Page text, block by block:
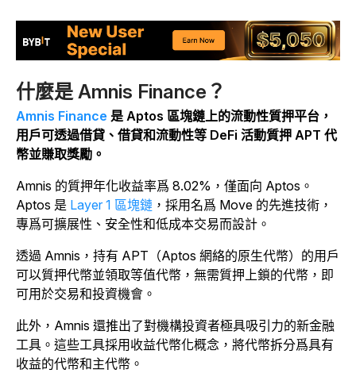
什麼是 Amnis Finance？
Amnis Finance 是 Aptos 區塊鏈上的流動性質押平台，
用戶可透過借貸、借貸和流動性等 DeFi 活動質押 APT 代
幣並賺取獎勵。
Amnis 的質押年化收益率爲 8.02%，僅面向 Aptos。
Aptos 是 Layer 1 區塊鏈 ，採用名爲 Move 的先進技術，
專爲可擴展性、安全性和低成本交易而設計。
透過 Amnis，持有 APT（Aptos 網絡的原生代幣）的用戶
可以質押代幣並領取等值代幣，無需質押上鎖的代幣，即
可用於交易和投資機會。
此外，Amnis 還推出了對機構投資者極具吸引力的新金融
工具。這些工具採用收益代幣化概念，將代幣拆分爲具有
收益的代幣和主代幣。